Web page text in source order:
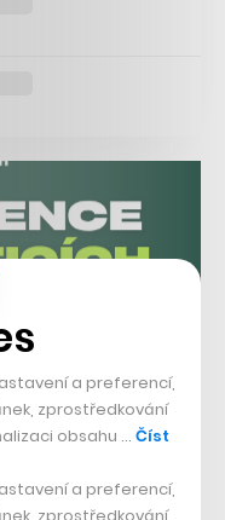
a preferencí,
zprostředkování
obsahu … Číst
a preferencí,